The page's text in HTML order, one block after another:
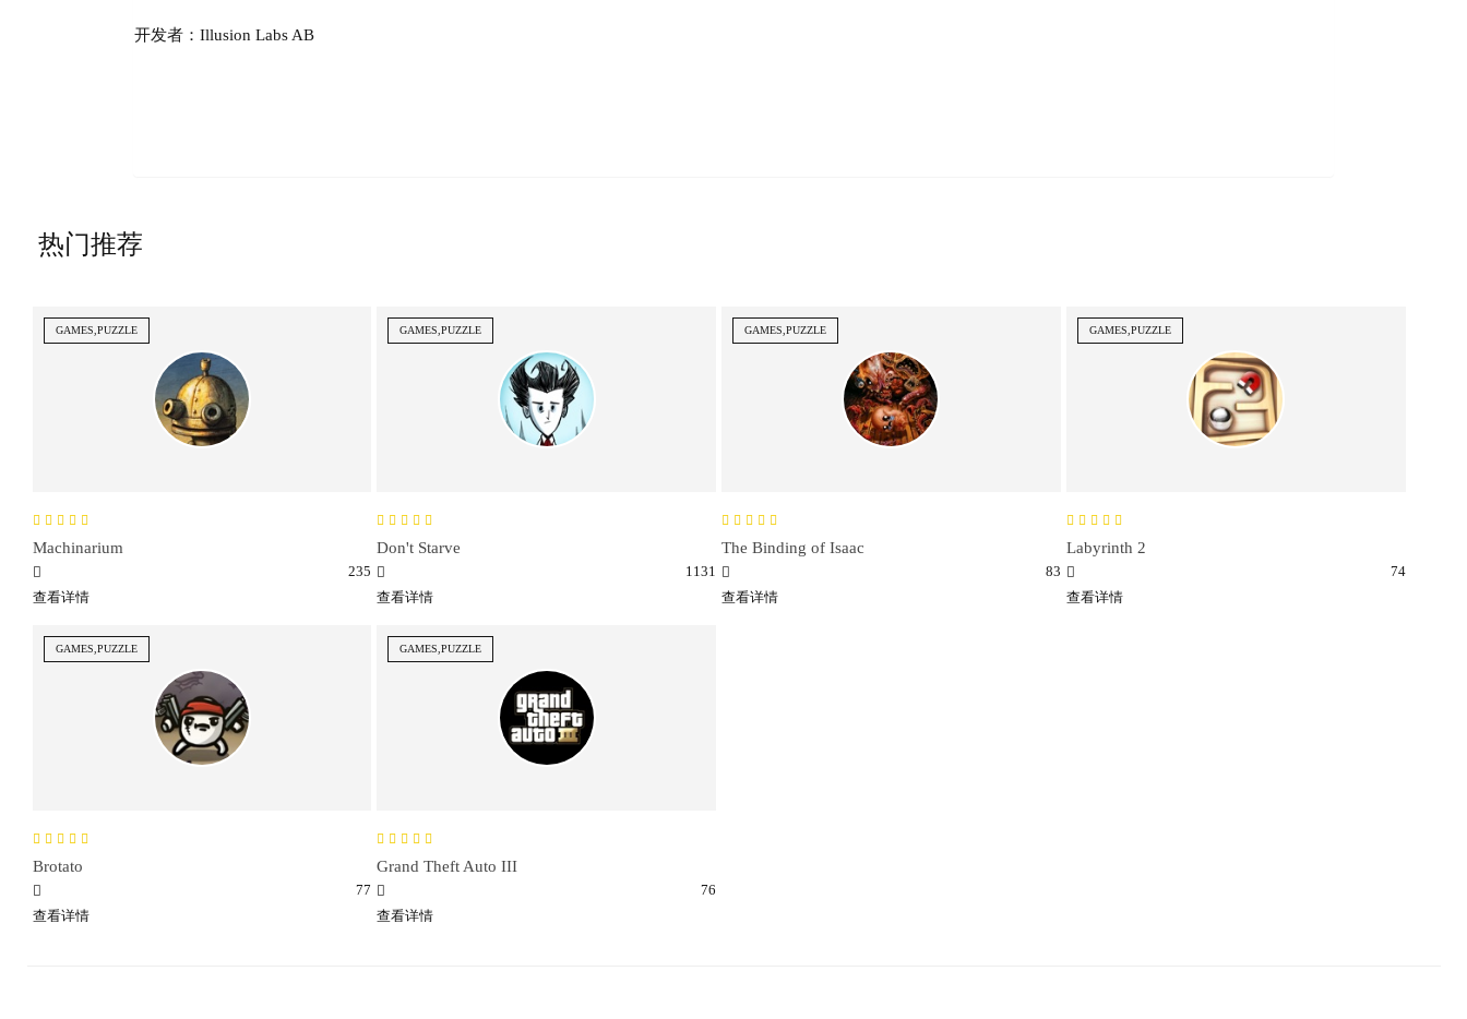
开发者：Illusion Labs AB
热门推荐
GAMES,PUZZLE
Machinarium
235
查看详情
GAMES,PUZZLE
Don't Starve
1131
查看详情
GAMES,PUZZLE
The Binding of Isaac
83
查看详情
GAMES,PUZZLE
Labyrinth 2
74
查看详情
GAMES,PUZZLE
Brotato
77
查看详情
GAMES,PUZZLE
Grand Theft Auto III
76
查看详情